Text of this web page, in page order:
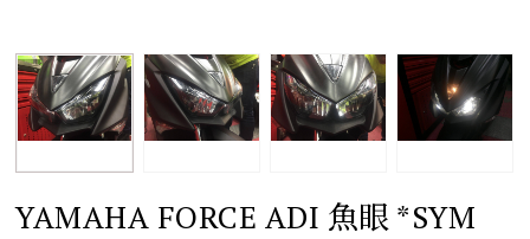
YAMAHA FORCE ADI 魚眼 *SYM